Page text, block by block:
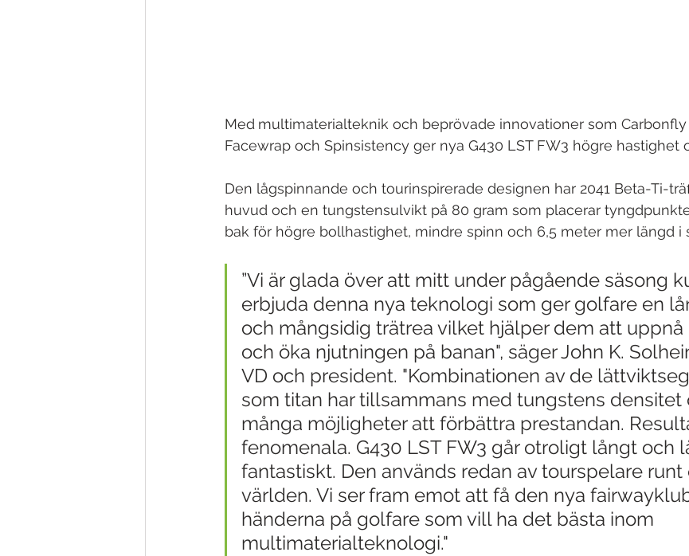
Med multimaterialteknik och beprövade innovationer som Carbonfly
Facewrap och Spinsistency ger nya G430 LST FW3 högre hastighet
Den lågspinnande och tourinspirerade designen har 2041 Beta-Ti-
huvud och en tungstensulvikt på 80 gram som placerar
bak för högre bollhastighet, mindre spinn och 6,5 meter mer längd i
”Vi är glada över att mitt under pågående säsong
erbjuda denna nya teknologi som ger golfare en
och mångsidig trätrea vilket hjälper dem att
och öka njutningen på banan", säger John K.
VD och president. "Kombinationen av de
som titan har tillsammans med tungstens densitet
många möjligheter att förbättra prestandan.
fenomenala. G430 LST FW3 går otroligt långt och
fantastiskt. Den används redan av tourspelare runt
världen. Vi ser fram emot att få den nya
händerna på golfare som vill ha det bästa inom
multimaterialteknologi."